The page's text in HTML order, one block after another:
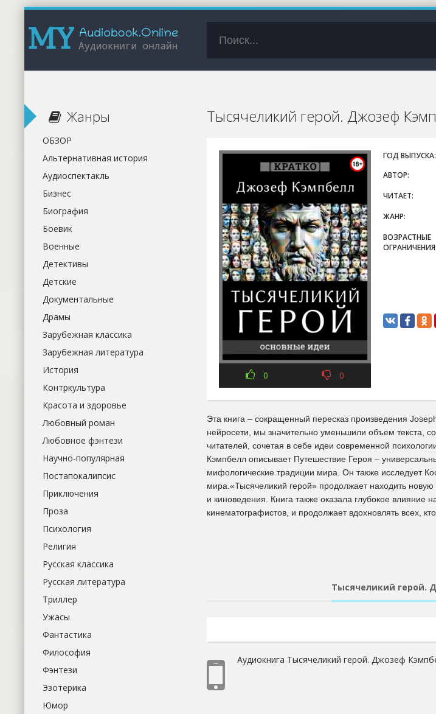
Тысячеликий герой. Джозеф
0 0
ГОД ВЫПУСКА:
АВТОР:
ЧИТАЕТ:
ЖАНР:
ВОЗРАСТНЫЕ
ОГРАНИЧЕНИЯ:
Эта книга – сокращенный пересказ произведения
нейросети, мы значительно уменьшили объем текста,
читателей, сочетая в себе идеи современной
Кэмпбелл описывает Путешествие Героя –
мифологические традиции мира. Он также исследует
мира.«Тысячеликий герой» продолжает находить
и киноведения. Книга также оказала глубокое влияние
кинематографистов, и продолжает вдохновлять всех,
Тысячеликий герой.
Аудиокнига Тысячеликий герой. Джозеф
Жанры
ОБЗОР
Альтернативная история
Аудиоспектакль
Бизнес
Биография
Боевик
Военные
Детективы
Детские
Документальные
Драмы
Зарубежная классика
Зарубежная литература
История
Контркультура
Красота и здоровье
Любовный роман
Любовное фэнтези
Научно-популярная
Постапокалипсис
Приключения
Проза
Психология
Религия
Русская классика
Русская литература
Триллер
Ужасы
Фантастика
Философия
Фэнтези
Эзотерика
Юмор